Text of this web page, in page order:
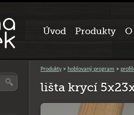
lišta krycí
Produkty > hoblovaný program >
Úvod Produkty